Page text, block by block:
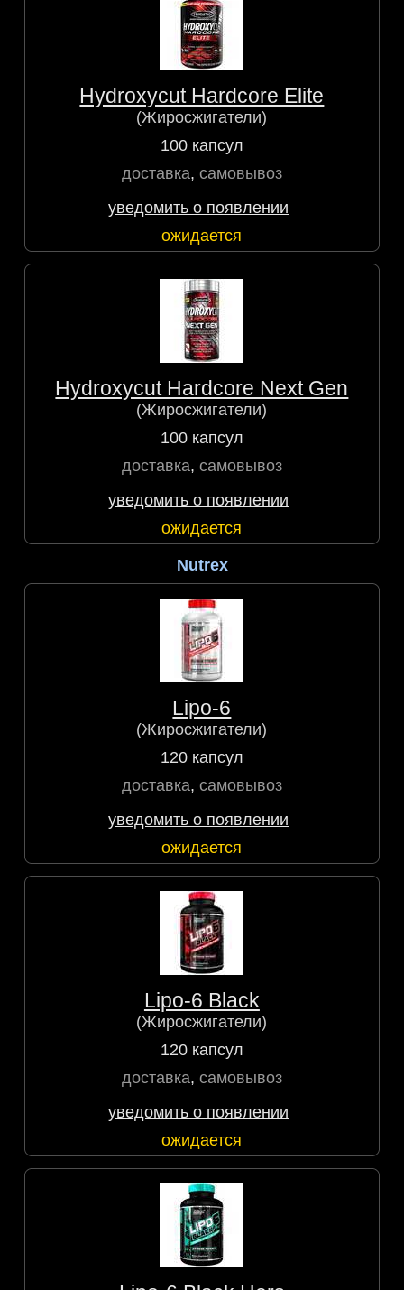
Hydroxycut Hardcore Elite
(Жиросжигатели)
100 капсул
доставка, самовывоз
уведомить о появлении
ожидается
Hydroxycut Hardcore Next Gen
(Жиросжигатели)
100 капсул
доставка, самовывоз
уведомить о появлении
ожидается
Nutrex
Lipo-6
(Жиросжигатели)
120 капсул
доставка, самовывоз
уведомить о появлении
ожидается
Lipo-6 Black
(Жиросжигатели)
120 капсул
доставка, самовывоз
уведомить о появлении
ожидается